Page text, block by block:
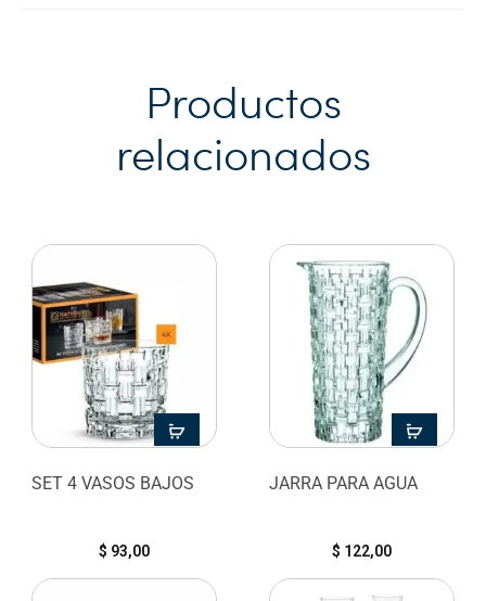
Productos
relacionados
SET 4 VASOS BAJOS
$ 93,00
JARRA PARA AGUA
$ 122,00